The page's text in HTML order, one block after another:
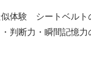
似体験 シートベル
判断力・瞬間記憶力